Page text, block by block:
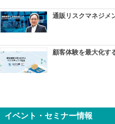
通販リスクマネジメ
顧客体験を最大化す
イベント・セミナー情報